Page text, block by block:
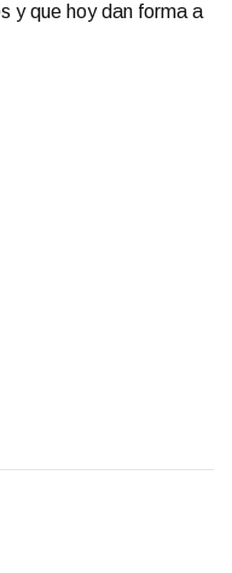
y que hoy dan forma a